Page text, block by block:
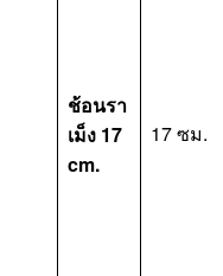
ช้อนรา
เม็ง 17
cm.
17 ซม.